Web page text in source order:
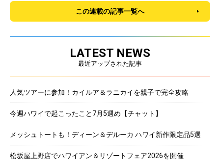
この連載の記事一覧へ
LATEST NEWS
最近アップされた記事
人気ツアーに参加！カイルア＆ラニカイを親子で完全攻略
今週ハワイで起こったこと7月5週め【チャット】
メッシュトートも！ディーン＆デルーカ ハワイ新作限定品5選
松坂屋上野店でハワイアン＆リゾートフェア2026を開催